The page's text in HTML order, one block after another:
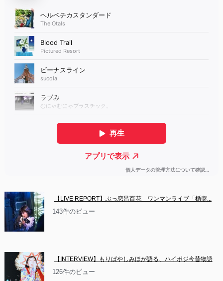
【LIVE REPORT】ぶっ恋呂百花　ワンマンライブ「楯突...
143件のビュー
【INTERVIEW】もりばやしみほが語る、ハイポジ今昔物語
126件のビュー